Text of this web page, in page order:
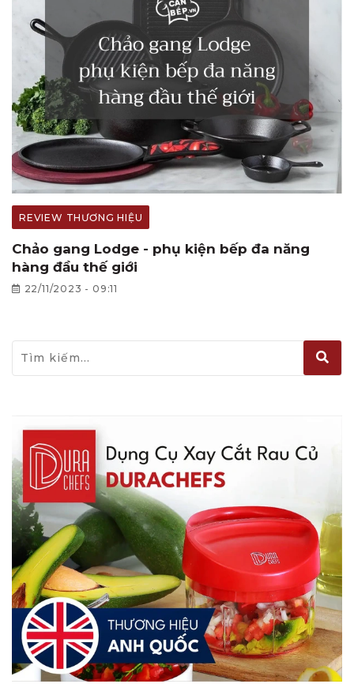
REVIEW THƯƠNG HIỆU
Chảo gang Lodge - phụ kiện bếp đa năng
hàng đầu thế giới
22/11/2023 - 09:11